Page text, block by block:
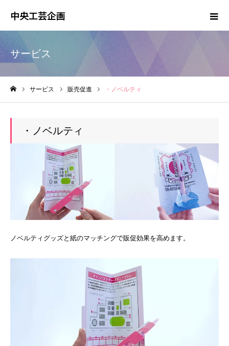
中央工芸企画
サービス
サービス 販売促進 ・ノベルティ
・ノベルティ
ノベルティグッズと紙のマッチングで販促効果を高めます。